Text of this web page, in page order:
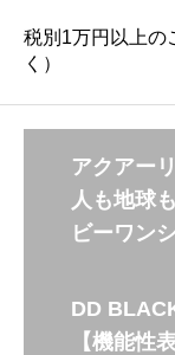
税別1万円以上の
く）
アクアー
人も地球
ビーワン
DD
【機能性